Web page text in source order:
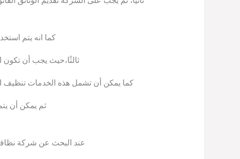
كما انه يتم
ثالثًا،حيث يجب أن تكون
كما يمكن أن تشمل هذه الخدمات تنظيف
ثم يمكن أن
عند البحث عن شركة